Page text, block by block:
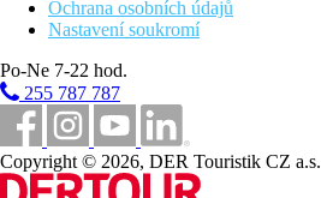
Ochrana osobních údajů
Nastavení soukromí
Po-Ne 7-22 hod.
255 787 787
Copyright © 2026, DER Touristik CZ a.s.